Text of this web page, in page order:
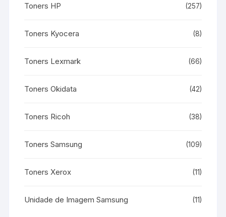
Toners HP (257)
Toners Kyocera (8)
Toners Lexmark (66)
Toners Okidata (42)
Toners Ricoh (38)
Toners Samsung (109)
Toners Xerox (11)
Unidade de Imagem Samsung (11)